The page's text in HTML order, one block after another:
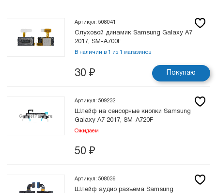
Артикул: 508041
Слуховой динамик Samsung Galaxy A7
2017, SM-A700F
В наличии в 1 из 1 магазинов
30 ₽ Покупаю
Артикул: 509232
Шлейф на сенсорные кнопки Samsung
Galaxy A7 2017, SM-A720F
Ожидаем
50 ₽
Артикул: 508039
Шлейф аудио разъема Samsung